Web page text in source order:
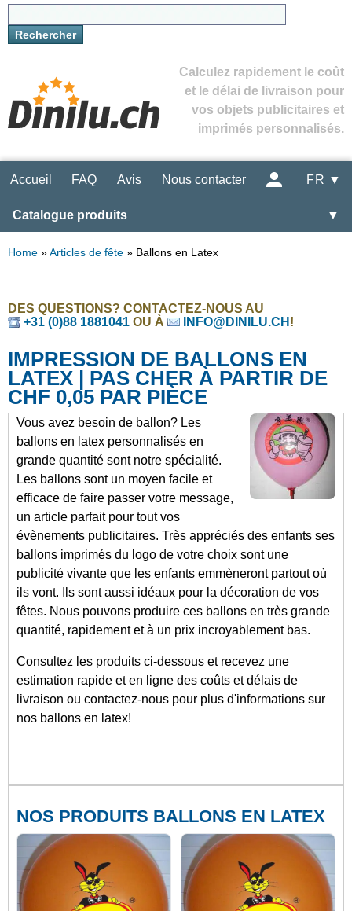
Calculez rapidement le coût
et le délai de livraison pour
vos objets publicitaires et
imprimés personnalisés.
Accueil FAQ Avis Nous contacter FR ▼
Catalogue produits ▼
Home »Articles de fête » Ballons en Latex
DES QUESTIONS? CONTACTEZ-NOUS AU
+31 (0)88 1881041 OU À INFO@DINILU.CH !
IMPRESSION DE BALLONS EN
LATEX | PAS CHER À PARTIR DE
CHF 0,05 PAR PIÈCE
Vous avez besoin de ballon? Les
ballons en latex personnalisés en
grande quantité sont notre spécialité.
Les ballons sont un moyen facile et
efficace de faire passer votre message,
un article parfait pour tout vos
évènements publicitaires. Très appréciés des enfants ses
ballons imprimés du logo de votre choix sont une
publicité vivante que les enfants emmèneront partout où
ils vont. Ils sont aussi idéaux pour la décoration de vos
fêtes. Nous pouvons produire ces ballons en très grande
quantité, rapidement et à un prix incroyablement bas.
Consultez les produits ci-dessous et recevez une
estimation rapide et en ligne des coûts et délais de
livraison ou contactez-nous pour plus d'informations sur
nos ballons en latex!
NOS PRODUITS BALLONS EN LATEX